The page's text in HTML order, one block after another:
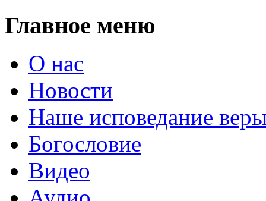
Главное меню
О нас
Новости
Наше исповедание
Богословие
Видео